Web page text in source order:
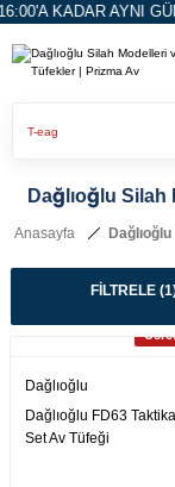
AYNI GÜN KARGO
Dağlıoğlu
Anasayfa Dağlıoğlu
FİLTRELE
Dağlıoğlu
Dağlıoğlu FD63
Set Av Tüfeği